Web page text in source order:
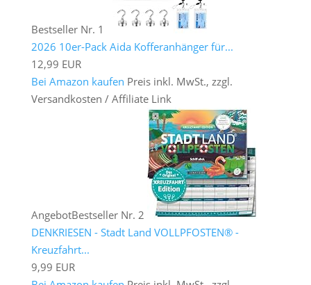
Bestseller Nr. 1
2026 10er-Pack Aida Kofferanhänger für...
12,99 EUR
Bei Amazon kaufen Preis inkl. MwSt., zzgl.
Versandkosten / Affiliate Link
AngebotBestseller Nr. 2
DENKRIESEN - Stadt Land VOLLPFOSTEN® -
Kreuzfahrt...
9,99 EUR